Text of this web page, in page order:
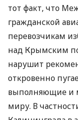
тот факт, что
гражданской
перевозчикам
над Крымским
нарушит
откровенно
выполняющие и
миру. В